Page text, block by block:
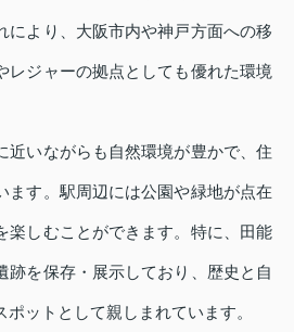
により、大阪市内や神戸方面への移
レジャーの拠点としても優れた環境
近いながらも自然環境が豊かで、住
ます。駅周辺には公園や緑地が点在
楽しむことができます。特に、田能
跡を保存・展示しており、歴史と自
ットとして親しまれています。